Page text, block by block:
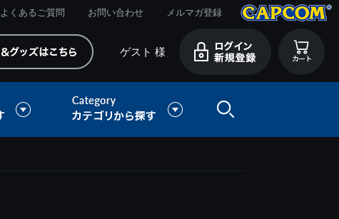
よくあるご質問 お問い合わせ メルマガ登録
ゲスト 様